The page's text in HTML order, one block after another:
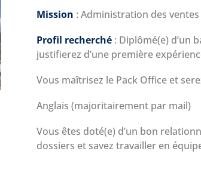
Mission : Administration des
Profil recherché: Diplômé(e) d’un
justifierez d’une première
Vous maîtrisez le Pack Office et
Anglais (majoritairement par mail)
Vous êtes doté(e) d’un bon
dossiers et savez travailler en